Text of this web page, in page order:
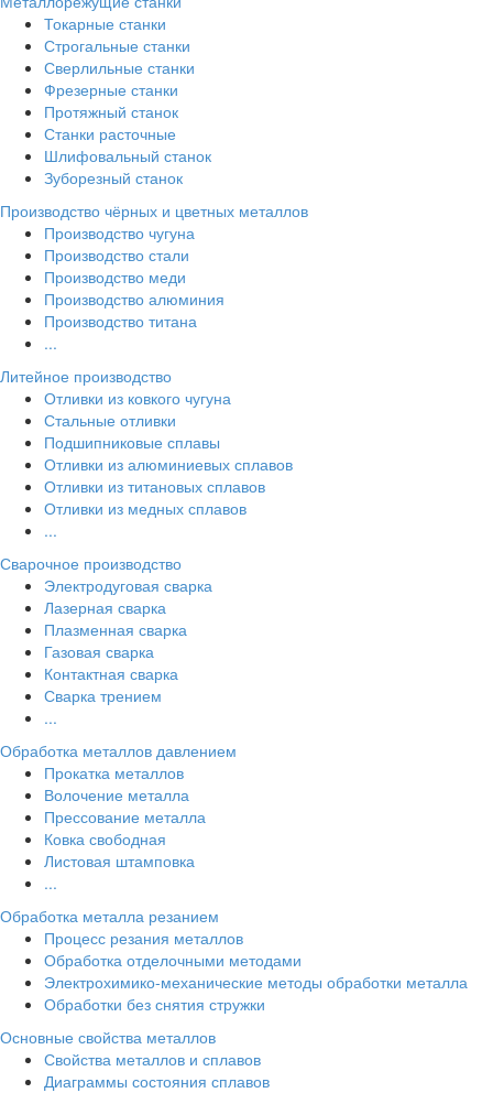
Токарные станки
Строгальные станки
Сверлильные станки
Фрезерные станки
Протяжный станок
Станки расточные
Шлифовальный станок
Зуборезный станок
Производство чёрных и цветных металлов
Производство чугуна
Производство стали
Производство меди
Производство алюминия
Производство титана
...
Литейное производство
Отливки из ковкого чугуна
Стальные отливки
Подшипниковые сплавы
Отливки из алюминиевых сплавов
Отливки из титановых сплавов
Отливки из медных сплавов
...
Сварочное производство
Электродуговая сварка
Лазерная сварка
Плазменная сварка
Газовая сварка
Контактная сварка
Сварка трением
...
Обработка металлов давлением
Прокатка металлов
Волочение металла
Прессование металла
Ковка свободная
Листовая штамповка
...
Обработка металла резанием
Процесс резания металлов
Обработка отделочными методами
Электрохимико-механические методы обработки металла
Обработки без снятия стружки
Основные свойства металлов
Свойства металлов и сплавов
Диаграммы состояния сплавов